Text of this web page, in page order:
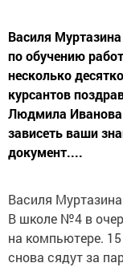
Василя
по обучению
несколько
курсантов
Людмила
зависеть ваши
документ....
Василя Муртазина
В школе №4 в
на компьютере.
снова сядут за